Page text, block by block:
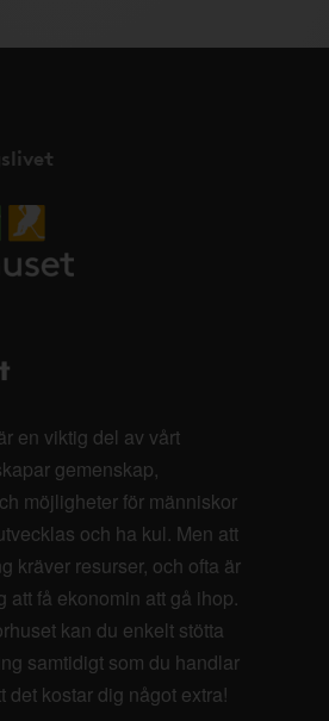
en viktig del av vårt
gemenskap,
möjligheter för människor
och ha kul. Men att
kräver resurser, och ofta är
att få ekonomin att gå ihop.
kan du enkelt stötta
samtidigt som du handlar
det kostar dig något extra!